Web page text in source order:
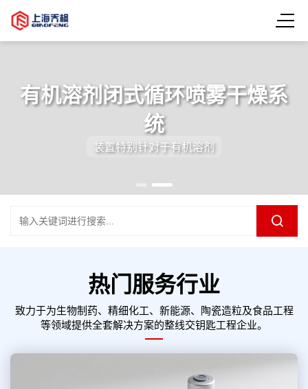
有机溶剂闭式循环喷雾干燥系
统
装置特别针对于有机溶剂
热门服务行业
致力于为生物制药、精细化工、新能源、陶瓷造粒及食品工程
等领域提供全套解决方案的整线交钥匙工程企业。